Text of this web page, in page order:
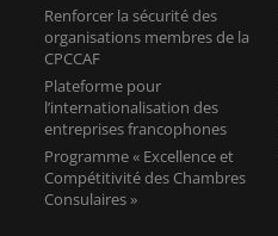
Renforcer la sécurité des
organisations membres de la
CPCCAF
Plateforme pour
l’internationalisation des
entreprises francophones
Programme « Excellence et
Compétitivité des Chambres
Consulaires »